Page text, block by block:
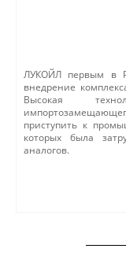
ЛУКОЙЛ первым в
внедрение
Высокая
приступить к
которых была
аналогов.